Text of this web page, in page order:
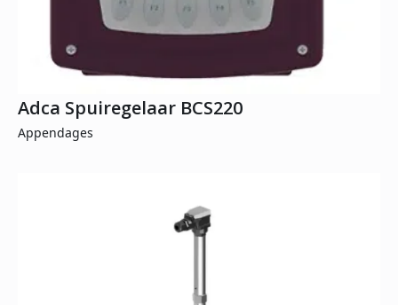
Adca Spuiregelaar BCS220
Appendages